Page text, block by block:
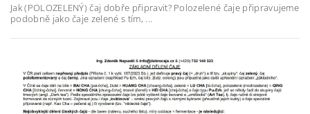
Jak (POLOZELENÝ) čaj dobře připravit? Polozelené čaje připravujeme
podobně jako čaje zelené s tím, ...